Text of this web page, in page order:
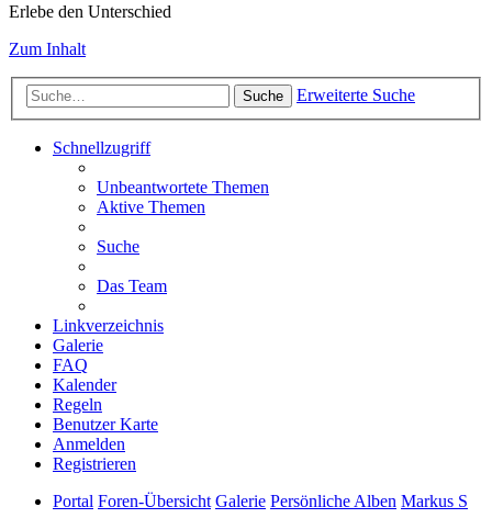
Erlebe den Unterschied
Zum Inhalt
Suche Erweiterte Suche
Schnellzugriff
Unbeantwortete Themen
Aktive Themen
Suche
Das Team
Linkverzeichnis
Galerie
FAQ
Kalender
Regeln
Benutzer Karte
Anmelden
Registrieren
Portal Foren-Übersicht Galerie Persönliche Alben Markus S